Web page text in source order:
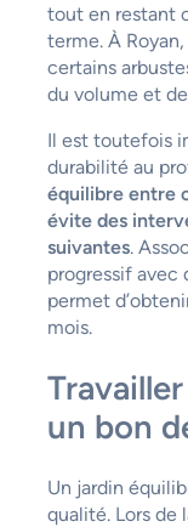
tout en restant
terme. À
certains
du volume et
Il est toutefois
durabilité au
équilibre entre
évite des
suivantes.
progressif avec
permet
mois.
un bon
Un jardin
qualité. Lors de